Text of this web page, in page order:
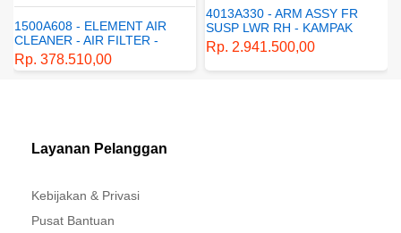
SUSP LWR RH - KAMPAK
DEPAN BAWAH KANAN -
GENUINE SPAREPART -
MITSUBISHI - XPANDER
Rp. 2.941.500,00
4162A413 - SHOCK
ABSORBER RR SUSP -
SUSPENSI BELAKANG -
SHOCKBREAKER BELAKANG
Rp. 1.198.800,00
Layanan Pelanggan
Kebijakan & Privasi
Pusat Bantuan